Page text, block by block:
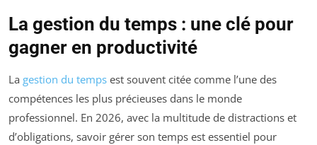
La gestion du temps : une clé pour
gagner en productivité
La gestion du temps est souvent citée comme l’une des
compétences les plus précieuses dans le monde
professionnel. En 2026, avec la multitude de distractions et
d’obligations, savoir gérer son temps est essentiel pour